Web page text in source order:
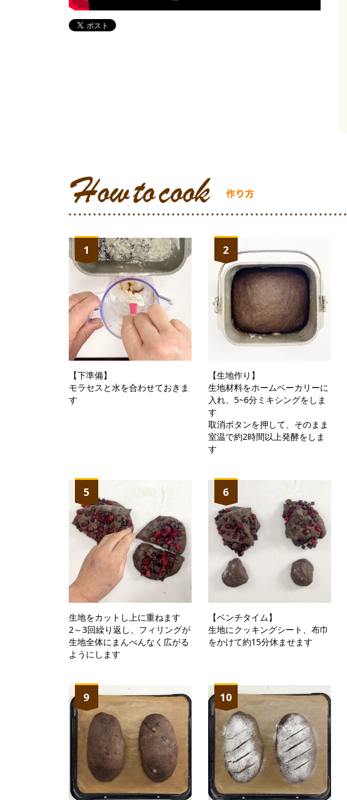
1
【下準備】
モラセスと水を合わせておきま
す
2
【生地作り】
生地材料をホームベーカリーに
入れ、5~6分ミキシングをしま
す
取消ボタンを押して、そのまま
室温で約2時間以上発酵をしま
す
5
生地をカットし上に重ねます
2～3回繰り返し、フィリングが
生地全体にまんべんなく広がる
ようにします
6
【ベンチタイム】
生地にクッキングシート、布巾
をかけて約15分休ませます
9 10